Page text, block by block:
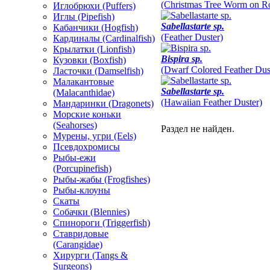
Иглобрюхи (Puffers)
Иглы (Pipefish)
Кабанчики (Hogfish)
Кардиналы (Cardinalfish)
Крылатки (Lionfish)
Кузовки (Boxfish)
Ласточки (Damselfish)
Малакантовые
(Malacanthidae)
Мандаринки (Dragonets)
Морские коньки
(Seahorses)
Мурены, угри (Eels)
Псевдохромисы
Рыбы-ежи
(Porcupinefish)
Рыбы-жабы (Frogfishes)
Рыбы-клоуны
Скаты
Собачки (Blennies)
Спинороги (Triggerfish)
Ставридовые
(Carangidae)
Хирурги (Tangs &
Surgeons)
(Christmas Tree Worm on
Sabellastarte sp.
(Feather Duster)
Bispira sp.
(Dwarf Colored Feather
Sabellastarte sp.
(Hawaiian Feather Duster)
Раздел не найден.